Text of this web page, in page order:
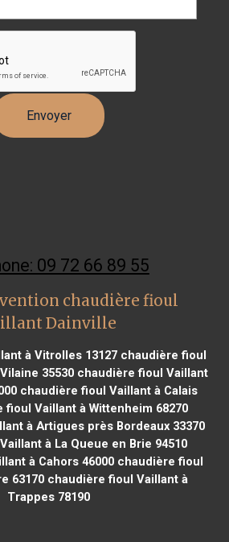
09 72 66 89 55
chaudière fioul
Dainville
à Vitrolles 13127 chaudière fioul
35530chaudière fioul Vaillant
chaudière fioul Vaillant à Calais
Vaillant à Wittenheim 68270
à Artigues près Bordeaux 33370
à La Queue en Brie 94510
à Cahors 46000chaudière fioul
63170 chaudière fioul Vaillant à
Trappes 78190